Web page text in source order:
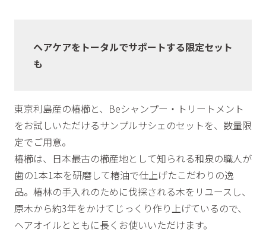
ヘアケアをトータルでサポートする限定セット
も
東京利島産の椿櫛と、Beシャンプー・トリートメント
をお試しいただけるサンプルサシェのセットを、数量限
定でご用意。
椿櫛は、日本最古の櫛産地として知られる和泉の職人が
歯の1本1本を研磨して椿油で仕上げたこだわりの逸
品。椿林の手入れのために伐採される木をリユースし、
原木から約3年をかけてじっくり作り上げているので、
ヘアオイルとともに長くお使いいただけます。